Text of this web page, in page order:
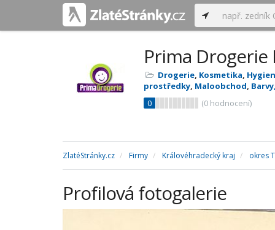
Prima Drogerie
Drogerie, Kosmetika,
prostředky, Maloobchod,
0
(0 hodnocení)
ZlatéStránky.cz Firmy Královéhradecký kraj okres
Profilová fotogalerie